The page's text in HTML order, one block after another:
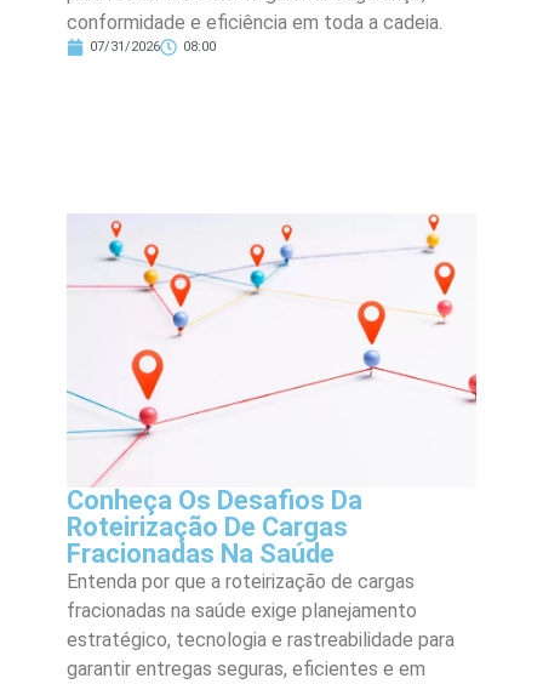
conformidade e eficiência em toda a cadeia.
07/31/2026 08:00
Conheça Os Desafios Da
Roteirização De Cargas
Fracionadas Na Saúde
Entenda por que a roteirização de cargas
fracionadas na saúde exige planejamento
estratégico, tecnologia e rastreabilidade para
garantir entregas seguras, eficientes e em